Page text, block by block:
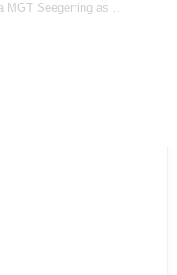
MGT Seegerring as…